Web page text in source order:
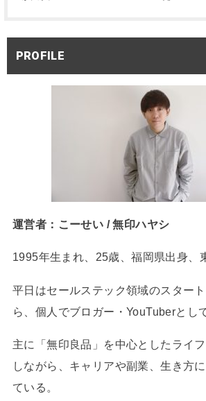
PROFILE
運営者：こーせい / 無印ハヤシ
1995年生まれ、25歳、福岡県出身、
平日はセールステック領域のスター
ら、個人でブロガー・YouTuberとし
主に「無印良品」を中心としたライ
しながら、キャリアや副業、生き方
ている。